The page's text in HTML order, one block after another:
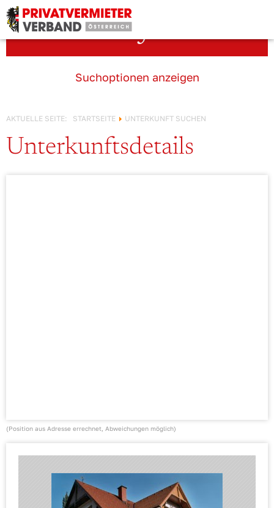
Unterkunft suchen
Suchoptionen anzeigen
AKTUELLE SEITE: STARTSEITE UNTERKUNFT SUCHEN
Unterkunftsdetails
(Position aus Adresse errechnet, Abweichungen möglich)